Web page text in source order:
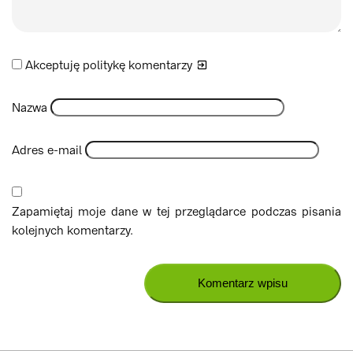
Akceptuję politykę komentarzy
Nazwa
Adres e-mail
Zapamiętaj moje dane w tej przeglądarce podczas pisania
kolejnych komentarzy.